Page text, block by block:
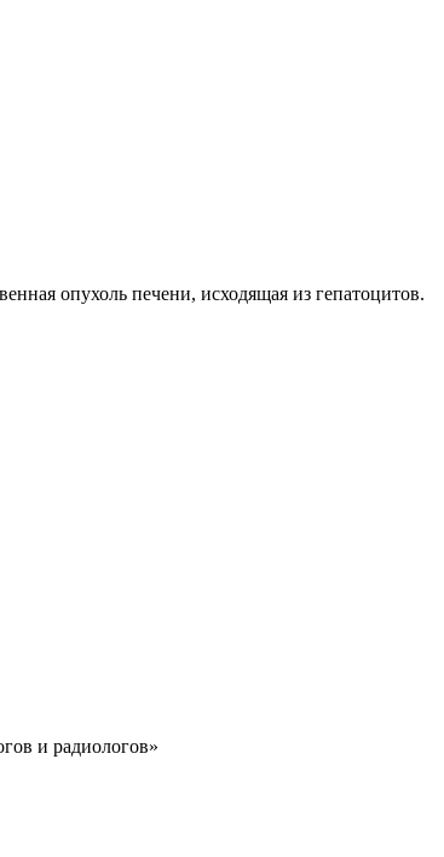
опухоль печени, исходящая из гепатоцитов.
и радиологов»